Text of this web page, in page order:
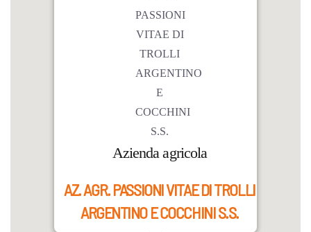
Azienda agricola
AZ. AGR. PASSIONI VITAE DI TROLLI
ARGENTINO E COCCHINI S.S.